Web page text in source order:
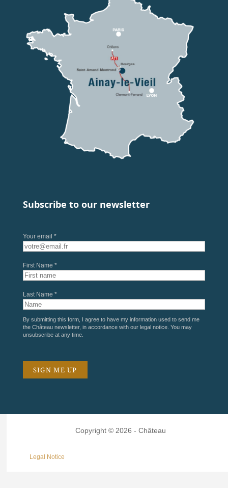
Subscribe to our newsletter
Your email *
First Name *
Last Name *
By submitting this form, I agree to have my information used to send me
the Château newsletter, in accordance with our legal notice. You may
unsubscribe at any time.
Copyright © 2026 - Château
Legal Notice